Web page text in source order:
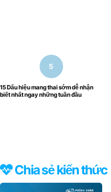
15 Dấu hiệu mang thai sớm dễ nhận
biết nhất ngay những tuần đầu
Chia sẻ kiến thức